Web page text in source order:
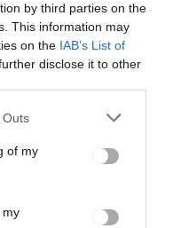
by third parties on the
This information may
on the IAB’s List of
disclose it to other
Outs
of my
my
a